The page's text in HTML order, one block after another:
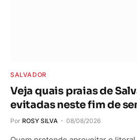
SALVADOR
Veja quais praias de
evitadas neste fim de
Por ROSY SILVA 08/08/2026